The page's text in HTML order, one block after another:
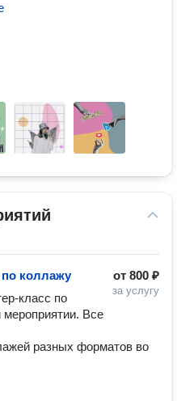
от 800 ₽
за услугу
по коллажу
класс по
Все
разных форматов во